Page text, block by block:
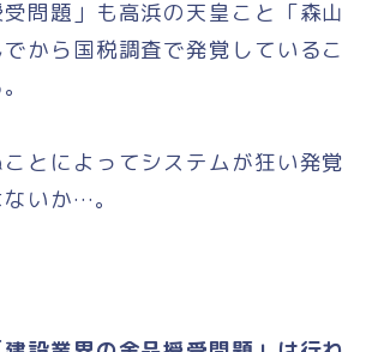
受問題」も高浜の天皇こと「森山
から国税調査で発覚しているこ
とによってシステムが狂い発覚
いか…。